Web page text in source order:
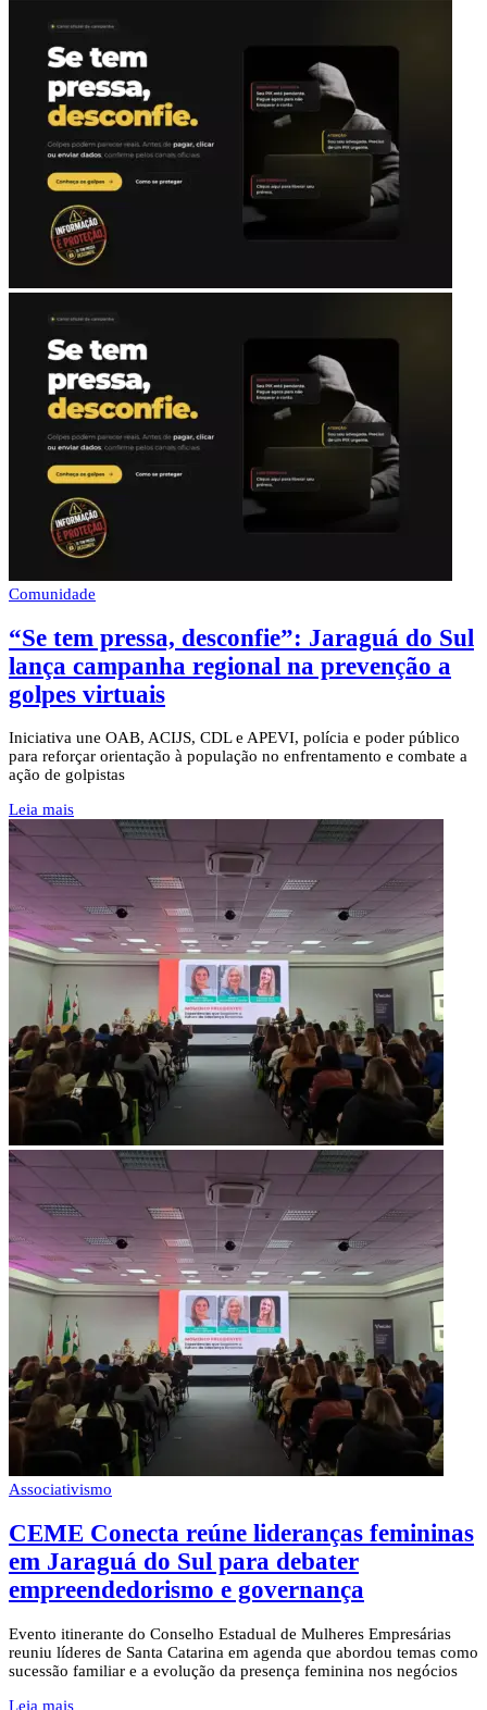
Comunidade
“Se tem pressa, desconfie”: Jaraguá do Sul
lança campanha regional na prevenção a
golpes virtuais
Iniciativa une OAB, ACIJS, CDL e APEVI, polícia e poder público
para reforçar orientação à população no enfrentamento e combate a
ação de golpistas
Leia mais
Associativismo
CEME Conecta reúne lideranças femininas
em Jaraguá do Sul para debater
empreendedorismo e governança
Evento itinerante do Conselho Estadual de Mulheres Empresárias
reuniu líderes de Santa Catarina em agenda que abordou temas como
sucessão familiar e a evolução da presença feminina nos negócios
Leia mais